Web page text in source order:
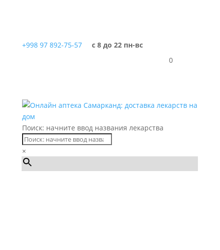
+998 97 892-75-57
с 8 до 22 пн-вс
0
Поиск: начните ввод названия лекарства
×